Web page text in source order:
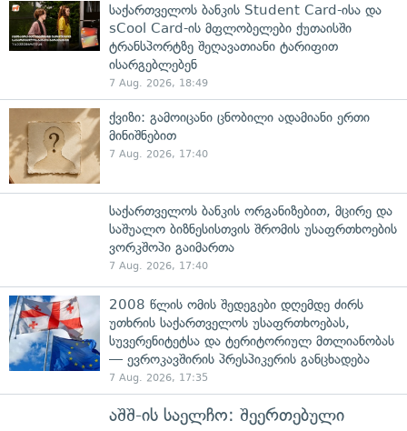
საქართველოს ბანკის Student Card-ისა და
sCool Card-ის მფლობელები ქუთაისში
ტრანსპორტზე შეღავათიანი ტარიფით
ისარგებლებენ
7 Aug. 2026, 18:49
ქვიზი: გამოიცანი ცნობილი ადამიანი ერთი
მინიშნებით
7 Aug. 2026, 17:40
საქართველოს ბანკის ორგანიზებით, მცირე და
საშუალო ბიზნესისთვის შრომის უსაფრთხოების
ვორკშოპი გაიმართა
7 Aug. 2026, 17:40
2008 წლის ომის შედეგები დღემდე ძირს
უთხრის საქართველოს უსაფრთხოებას,
სუვერენიტეტსა და ტერიტორიულ მთლიანობას
— ევროკავშირის პრესპიკერის განცხადება
7 Aug. 2026, 17:35
აშშ-ის საელჩო: შეერთებული